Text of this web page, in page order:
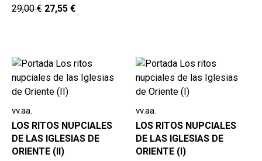
29,00€ 27,55 €
vv.aa.
LOS RITOS NUPCIALES
DE LAS IGLESIAS DE
ORIENTE (II)
vv.aa.
LOS RITOS NUPCIALES
DE LAS IGLESIAS DE
ORIENTE (I)